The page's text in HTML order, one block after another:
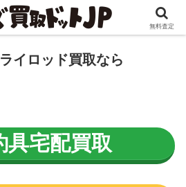
イロッド買取なら
具宅配買取
無料査定